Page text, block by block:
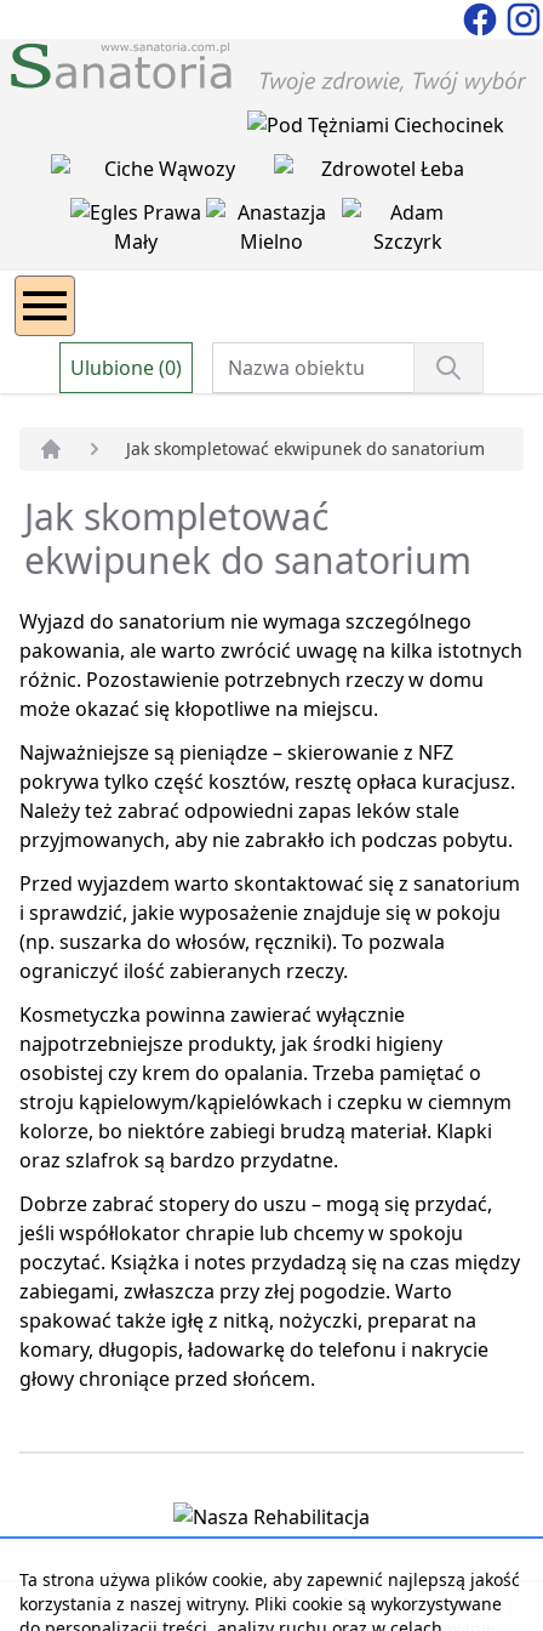
Ulubione (0)
Jak skompletować ekwipunek do sanatorium
Jak skompletować
ekwipunek do sanatorium
Wyjazd do sanatorium nie wymaga szczególnego
pakowania, ale warto zwrócić uwagę na kilka istotnych
różnic. Pozostawienie potrzebnych rzeczy w domu
może okazać się kłopotliwe na miejscu.
Najważniejsze są pieniądze – skierowanie z NFZ
pokrywa tylko część kosztów, resztę opłaca kuracjusz.
Należy też zabrać odpowiedni zapas leków stale
przyjmowanych, aby nie zabrakło ich podczas pobytu.
Przed wyjazdem warto skontaktować się z sanatorium
i sprawdzić, jakie wyposażenie znajduje się w pokoju
(np. suszarka do włosów, ręczniki). To pozwala
ograniczyć ilość zabieranych rzeczy.
Kosmetyczka powinna zawierać wyłącznie
najpotrzebniejsze produkty, jak środki higieny
osobistej czy krem do opalania. Trzeba pamiętać o
stroju kąpielowym/kąpielówkach i czepku w ciemnym
kolorze, bo niektóre zabiegi brudzą materiał. Klapki
oraz szlafrok są bardzo przydatne.
Dobrze zabrać stopery do uszu – mogą się przydać,
jeśli współlokator chrapie lub chcemy w spokoju
poczytać. Książka i notes przydadzą się na czas między
zabiegami, zwłaszcza przy złej pogodzie. Warto
spakować także igłę z nitką, nożyczki, preparat na
komary, długopis, ładowarkę do telefonu i nakrycie
głowy chroniące przed słońcem.
Strona główna | Kontakt z serwisem | Reklama w serwisie
Ta strona używa plików cookie, aby zapewnić najlepszą jakość
korzystania z naszej witryny. Pliki cookie są wykorzystywane